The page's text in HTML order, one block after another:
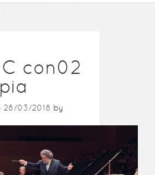
con02
28/03/2018 by